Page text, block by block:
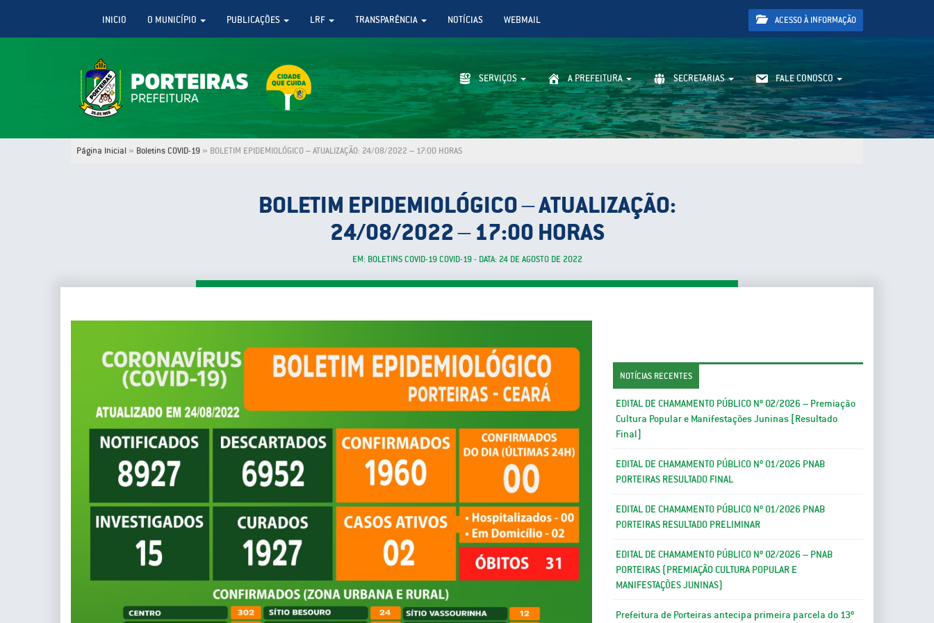
INICIO O MUNICÍPIO PUBLICAÇÕES LRF TRANSPARÊNCIA NOTÍCIAS WEBMAIL ACESSO À INFORMAÇÃO
SERVIÇOS A PREFEITURA SECRETARIAS FALE CONOSCO
Página Inicial » Boletins COVID-19 » BOLETIM EPIDEMIOLÓGICO – ATUALIZAÇÃO: 24/08/2022 – 17:00 HORAS
BOLETIM EPIDEMIOLÓGICO – ATUALIZAÇÃO:
24/08/2022 – 17:00 HORAS
EM: BOLETINS COVID-19 COVID-19 - DATA: 24 DE AGOSTO DE 2022
NOTÍCIAS RECENTES
EDITAL DE CHAMAMENTO PÚBLICO Nº 02/2026 – Premiação
Cultura Popular e Manifestações Juninas [Resultado
Final]
EDITAL DE CHAMAMENTO PÚBLICO Nº 01/2026 PNAB
PORTEIRAS RESULTADO FINAL
EDITAL DE CHAMAMENTO PÚBLICO Nº 01/2026 PNAB
PORTEIRAS RESULTADO PRELIMINAR
EDITAL DE CHAMAMENTO PÚBLICO Nº 02/2026 – PNAB
PORTEIRAS (PREMIAÇÃO CULTURA POPULAR E
MANIFESTAÇÕES JUNINAS)
Prefeitura de Porteiras antecipa primeira parcela do 13º